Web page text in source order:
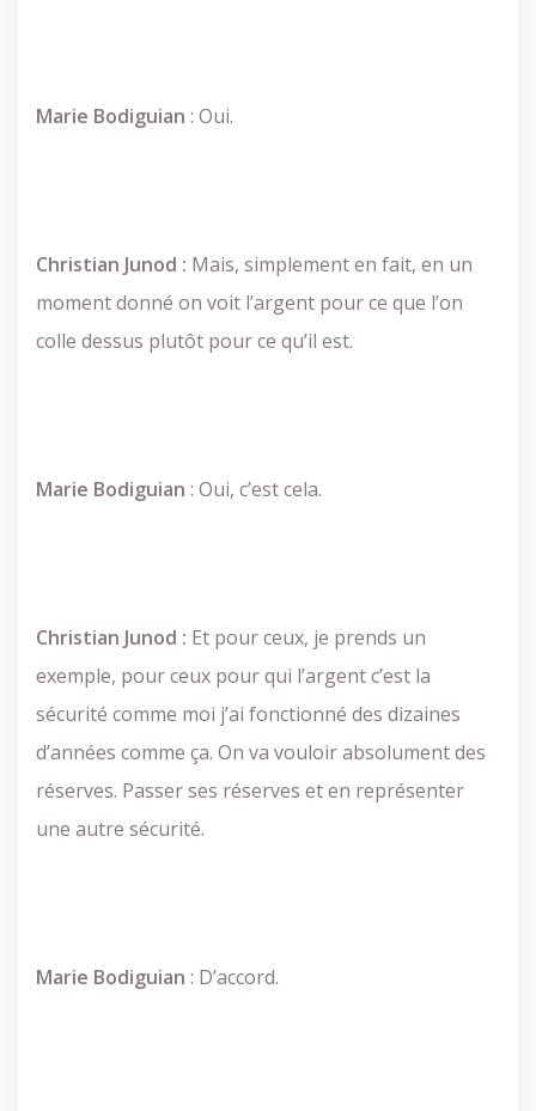
Marie Bodiguian : Oui.
Christian Junod : Mais, simplement en fait, en un
moment donné on voit l’argent pour ce que l’on
colle dessus plutôt pour ce qu’il est.
Marie Bodiguian : Oui, c’est cela.
Christian Junod : Et pour ceux, je prends un
exemple, pour ceux pour qui l’argent c’est la
sécurité comme moi j’ai fonctionné des dizaines
d’années comme ça. On va vouloir absolument des
réserves. Passer ses réserves et en représenter
une autre sécurité.
Marie Bodiguian : D’accord.